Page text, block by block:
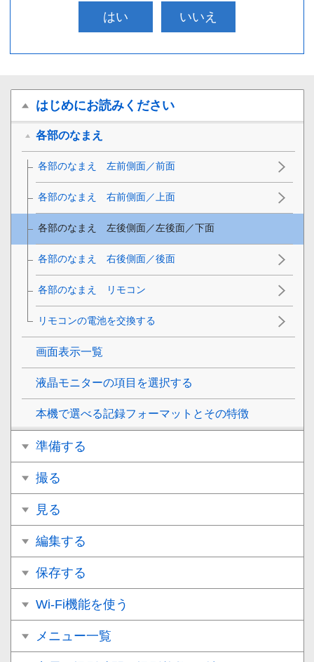
はい いいえ
はじめにお読みください
各部のなまえ
各部のなまえ 左前側面／前面
各部のなまえ 右前側面／上面
各部のなまえ 左後側面／左後面／下面
各部のなまえ 右後側面／後面
各部のなまえ リモコン
リモコンの電池を交換する
画面表示一覧
液晶モニターの項目を選択する
本機で選べる記録フォーマットとその特徴
準備する
撮る
見る
編集する
保存する
Wi-Fi機能を使う
メニュー一覧